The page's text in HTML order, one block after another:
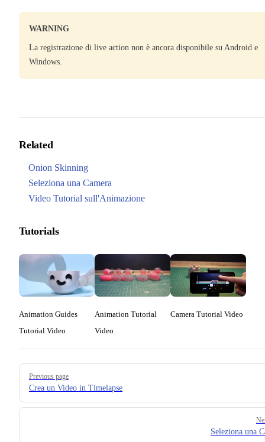
WARNING
La registrazione di live action non è ancora disponibile su Android e
Windows.
Related
Onion Skinning
Seleziona una Camera
Video Tutorial sull'Animazione
Tutorials
Animation Guides
Tutorial Video
Animation Tutorial
Video
Camera Tutorial Video
Pager
Previous page
Crea un Video in Timelapse
Seleziona una